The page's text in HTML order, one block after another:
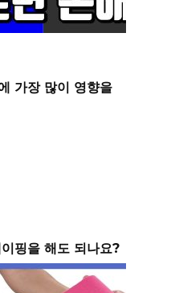
가장 많이 영향을
핑을 해도 되나요?